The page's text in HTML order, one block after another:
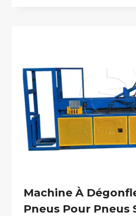
Machine À
Pneus Pour Pneus